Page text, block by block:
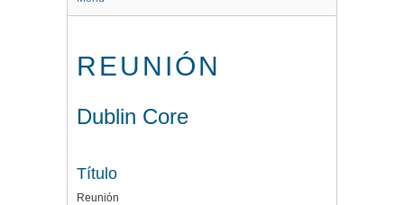
REUNIÓN
Dublin Core
Título
Reunión